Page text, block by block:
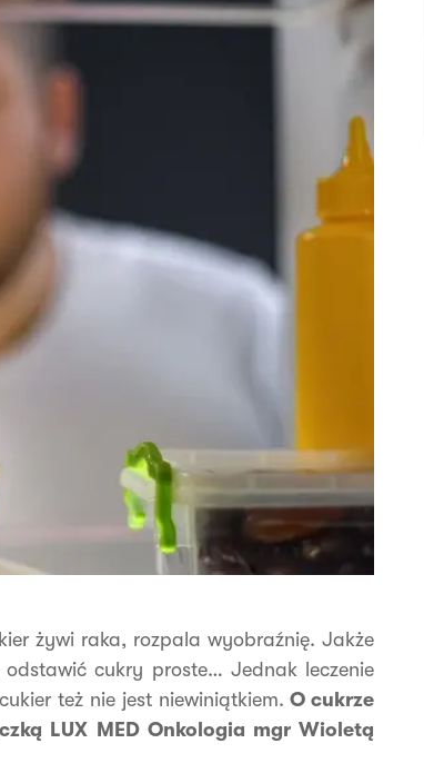
żywi raka, rozpala wyobraźnię. Jakże
cukry proste… Jednak leczenie
też nie jest niewiniątkiem.O cukrze
LUX MED Onkologia mgr Wioletą